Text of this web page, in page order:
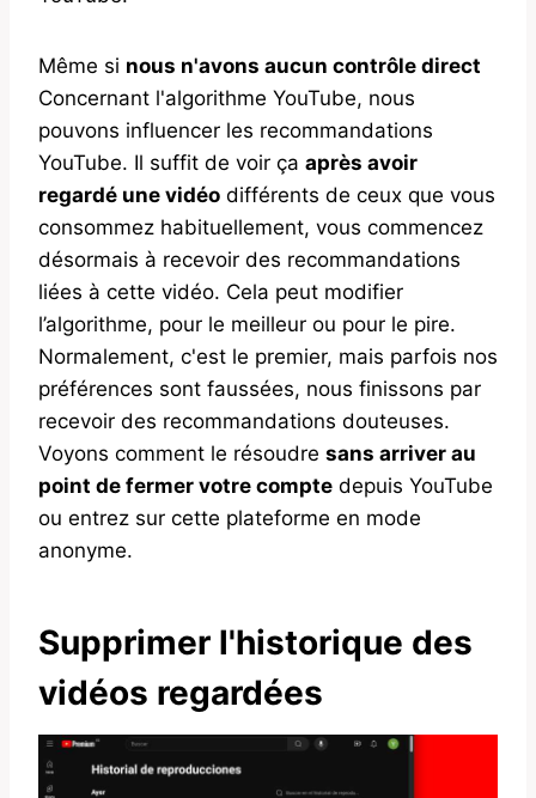
Même si nous n'avons aucun contrôle direct
Concernant l'algorithme YouTube, nous
pouvons influencer les recommandations
YouTube. Il suffit de voir ça après avoir
regardé une vidéo différents de ceux que vous
consommez habituellement, vous commencez
désormais à recevoir des recommandations
liées à cette vidéo. Cela peut modifier
l’algorithme, pour le meilleur ou pour le pire.
Normalement, c'est le premier, mais parfois nos
préférences sont faussées, nous finissons par
recevoir des recommandations douteuses.
Voyons comment le résoudre sans arriver au
point de fermer votre compte depuis YouTube
ou entrez sur cette plateforme en mode
anonyme.
Supprimer l'historique des
vidéos regardées